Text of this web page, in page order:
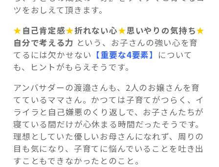
ツをおしえて頂きます。
★自己肯定感★折れない心★思いやりの気持ち★
自分で考える力 という、お子さんの強い心を育
てるには欠かせない 【重要な4要素】 について
も、ヒントがもらえそうです。
アンバサダーの渡邉さんも、2人のお嬢さんを育
てているママさん。かつては子育てがつらく、イ
ライラと自己嫌悪のくり返しで、お子さんたちが
寝ている間だけが心休まる時間だったそうです。
理想としていた優しいお母さんになれず、周りの
目も気になり、子育てに悩んでいることを吐き出
すこともできなかったとのこと。